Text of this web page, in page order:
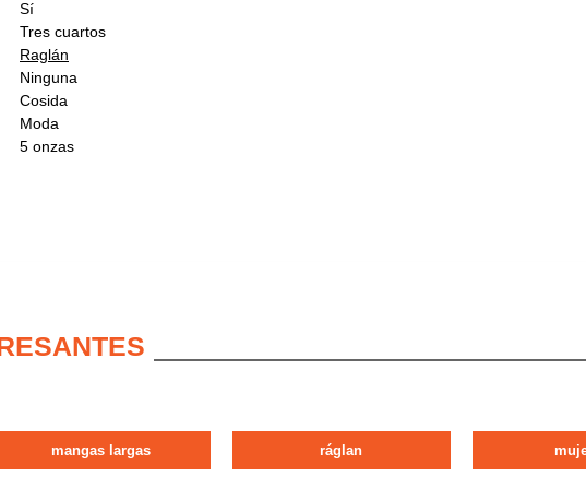
Sí
Tres cuartos
Raglán
Ninguna
Cosida
Moda
5 onzas
mangas largas ráglan